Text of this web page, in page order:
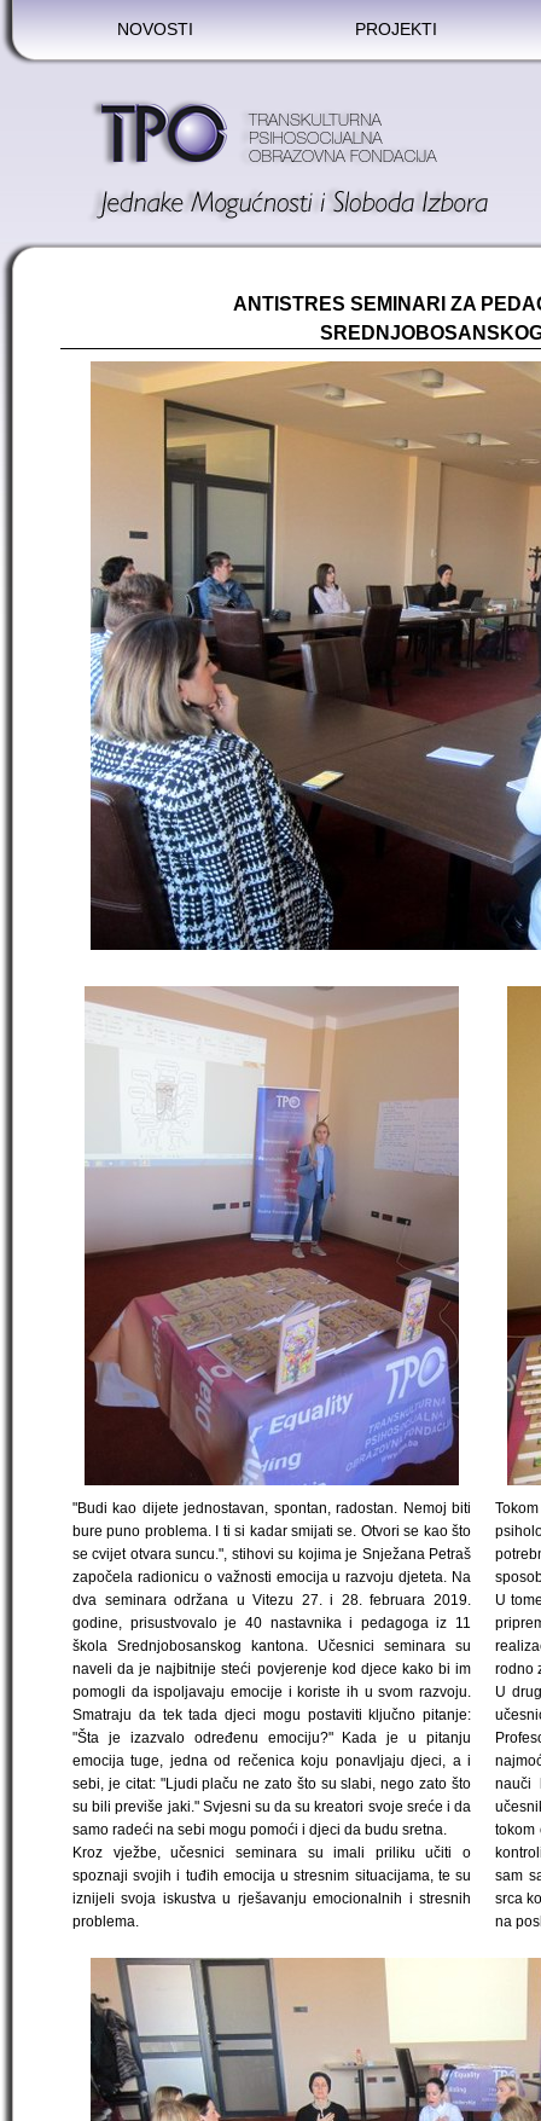
NOVOSTI PROJEKTI
ANTISTRES SEMINARI ZA
"Budi kao dijete jednostavan, spontan, radostan. Nemoj biti
bure puno problema. I ti si kadar smijati se. Otvori se kao što
se cvijet otvara suncu.", stihovi su kojima je Snježana Petraš
započela radionicu o važnosti emocija u razvoju djeteta. Na
dva seminara održana u Vitezu 27. i 28. februara 2019.
godine, prisustvovalo je 40 nastavnika i pedagoga iz 11
škola Srednjobosanskog kantona. Učesnici seminara su
naveli da je najbitnije steći povjerenje kod djece kako bi im
pomogli da ispoljavaju emocije i koriste ih u svom razvoju.
Smatraju da tek tada djeci mogu postaviti ključno pitanje:
"Šta je izazvalo određenu emociju?" Kada je u pitanju
emocija tuge, jedna od rečenica koju ponavljaju djeci, a i
sebi, je citat: "Ljudi plaču ne zato što su slabi, nego zato što
su bili previše jaki." Svjesni su da su kreatori svoje sreće i da
samo radeći na sebi mogu pomoći i djeci da budu sretna.
Kroz vježbe, učesnici seminara su imali priliku učiti o
spoznaji svojih i tuđih emocija u stresnim situacijama, te su
iznijeli svoja iskustva u rješavanju emocionalnih i stresnih
problema.
U
rodno
U
nauči
tokom
sam
srca
na